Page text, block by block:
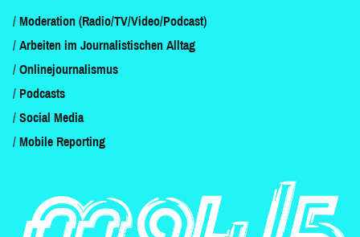
Moderation (Radio/TV/Video/Podcast)
Arbeiten im Journalistischen Alltag
Onlinejournalismus
Podcasts
Social Media
Mobile Reporting